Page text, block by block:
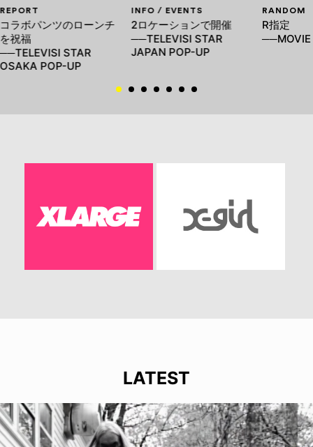
REPORT
コラボパンツのローンチ
を祝福
──TELEVISI STAR
OSAKA POP-UP
INFO / EVENTS
2ロケーションで開催
──TELEVISI STAR
JAPAN POP-UP
RANDOM
R指定
──MOVIE
LATEST